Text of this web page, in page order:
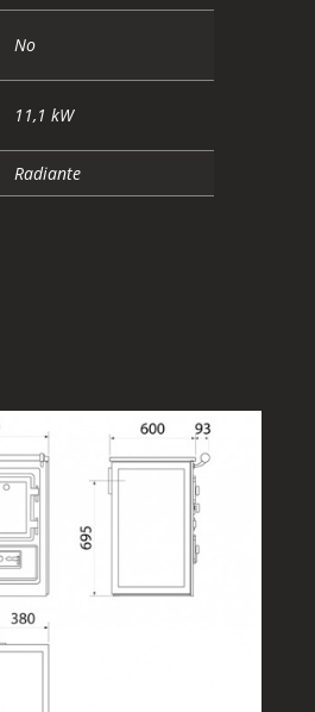
No
11,1 kW
Radiante